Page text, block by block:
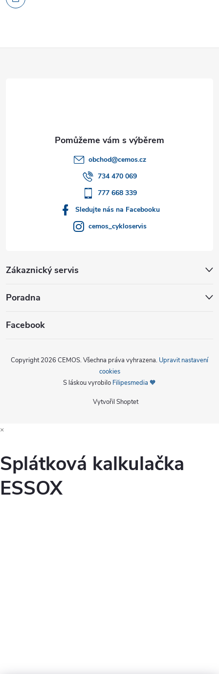
obchod@cemos.cz
734 470 069
777 668 339
Sledujte nás na Facebooku
cemos_cykloservis
Zákaznický servis
Poradna
Facebook
Vytvořil Shoptet
Copyright 2026 CEMOS. Všechna práva vyhrazena. Upravit nastavení
cookies
S láskou vyrobilo Filipesmedia 🧡
×
Splátková kalkulačka
ESSOX